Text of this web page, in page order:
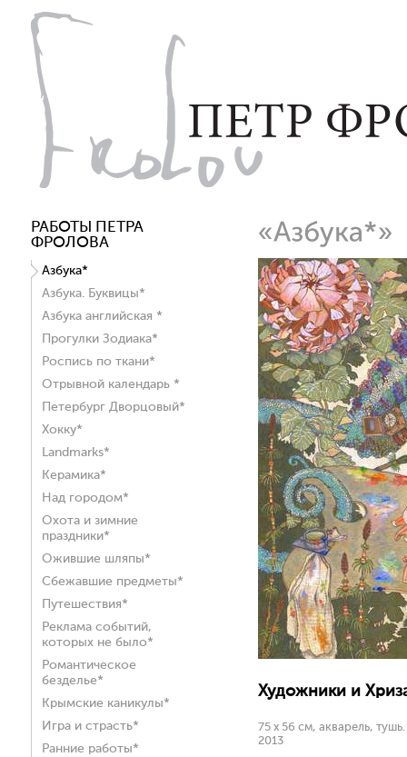
РАБОТЫ ПЕТРА
ФРОЛОВА
Азбука*
Азбука. Буквицы*
Азбука английская *
Прогулки Зодиака*
Роспись по ткани*
Отрывной календарь *
Петербург Дворцовый*
Хокку*
Landmarks*
Керамика*
Над городом*
Охота и зимние
праздники*
Ожившие шляпы*
Сбежавшие предметы*
Путешествия*
Реклама событий,
которых не было*
Романтическое
безделье*
Крымские каникулы*
Игра и страсть*
Ранние работы*
Художники и
75 х 56 см, акварель, тушь.
2013